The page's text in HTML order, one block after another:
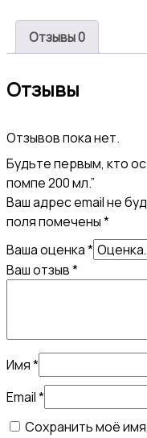
Отзывы0
Отзывы
Отзывов пока нет.
Будьте первым, кто
помпе 200 мл.”
Ваш адрес email не
поля помечены*
Ваша оценка*
Ваш отзыв*
Имя*
Email*
Сохранить моё